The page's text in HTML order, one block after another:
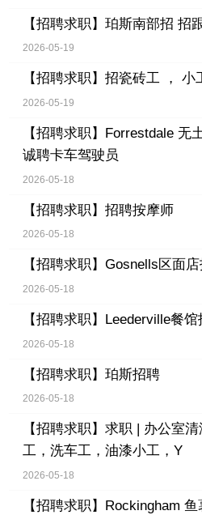
【招聘求职】 珀斯南
2026-05-19
【招聘求职】 招瓷砖工 ， 小
2026-05-19
【招聘求职】 Forrestdale 无
诚聘卡车驾驶员
2026-05-18
【招聘求职】 招聘按摩师
2026-05-18
【招聘求职】 Gosnells区面
2026-05-18
【招聘求职】 Leederville餐
2026-05-18
【招聘求职】 珀斯招聘
2026-05-18
【招聘求职】 求职 | 办公室
工，洗车工，油漆小工，Y
2026-05-18
【招聘求职】 Rockingham